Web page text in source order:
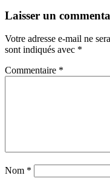
Laisser un
Votre adresse e-mail ne
sont indiqués avec *
Commentaire *
Nom *